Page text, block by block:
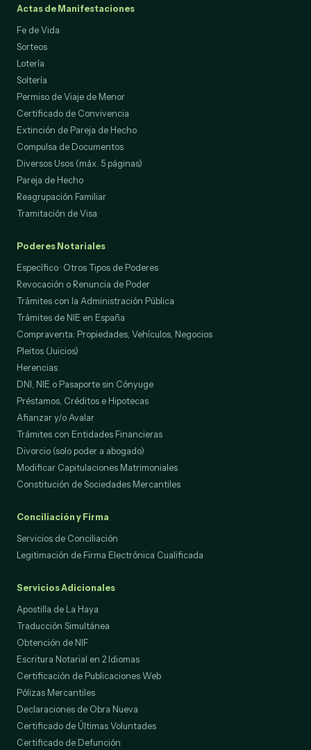
Actas de Manifestaciones
Fe de Vida
Sorteos
Lotería
Soltería
Permiso de Viaje de Menor
Certificado de Convivencia
Extinción de Pareja de Hecho
Compulsa de Documentos
Diversos Usos (máx. 5 páginas)
Pareja de Hecho
Reagrupación Familiar
Tramitación de Visa
Poderes Notariales
Específico · Otros Tipos de Poderes
Revocación o Renuncia de Poder
Trámites con la Administración Pública
Trámites de NIE en España
Compraventa: Propiedades, Vehículos, Negocios
Pleitos (Juicios)
Herencias
DNI, NIE o Pasaporte sin Cónyuge
Préstamos, Créditos e Hipotecas
Afianzar y/o Avalar
Trámites con Entidades Financieras
Divorcio (solo poder a abogado)
Modificar Capitulaciones Matrimoniales
Constitución de Sociedades Mercantiles
Conciliación y Firma
Servicios de Conciliación
Legitimación de Firma Electrónica Cualificada
Servicios Adicionales
Apostilla de La Haya
Traducción Simultánea
Obtención de NIF
Escritura Notarial en 2 Idiomas
Certificación de Publicaciones Web
Pólizas Mercantiles
Declaraciones de Obra Nueva
Certificado de Últimas Voluntades
Certificado de Defunción